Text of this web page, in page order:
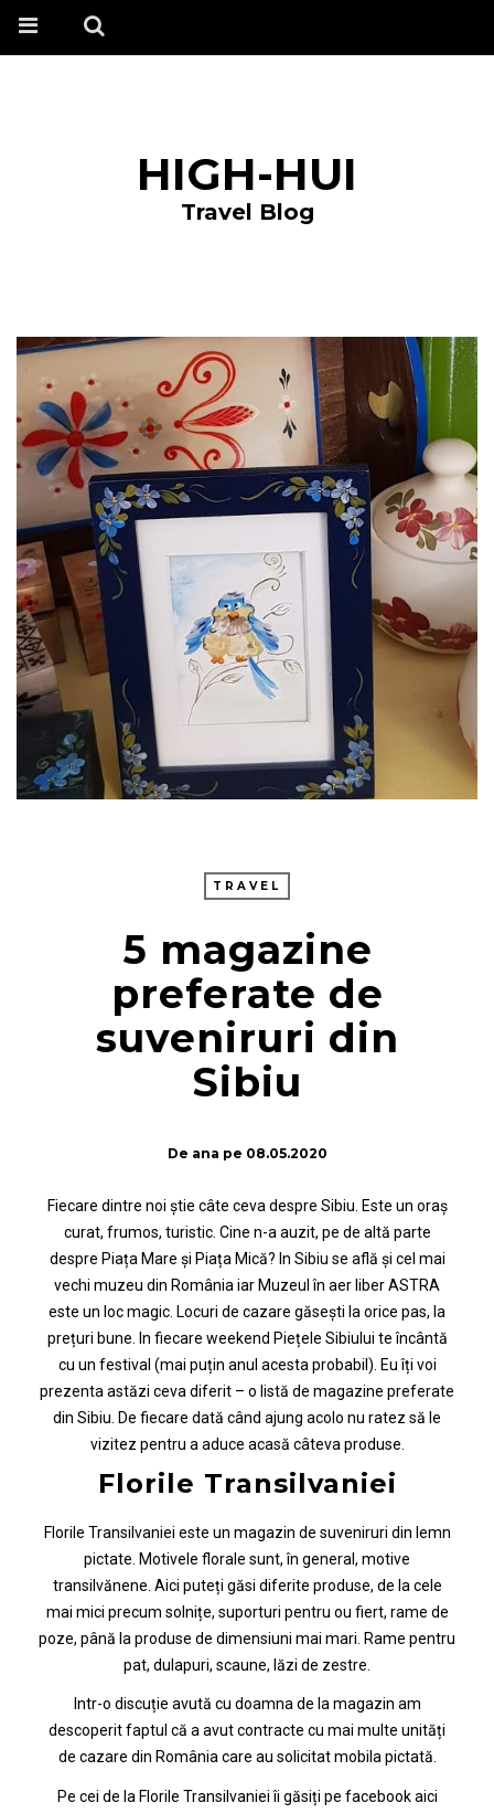
HIGH-HUI
Travel Blog
TRAVEL
5 magazine
preferate de
suveniruri din
Sibiu
De ana pe 08.05.2020
Fiecare dintre noi știe câte ceva despre Sibiu. Este un oraș
curat, frumos, turistic. Cine n-a auzit, pe de altă parte
despre Piața Mare și Piața Mică? In Sibiu se află și cel mai
vechi muzeu din România iar Muzeul în aer liber ASTRA
este un loc magic. Locuri de cazare găsești la orice pas, la
prețuri bune. In fiecare weekend Piețele Sibiului te încântă
cu un festival (mai puțin anul acesta probabil). Eu îți voi
prezenta astăzi ceva diferit – o listă de magazine preferate
din Sibiu. De fiecare dată când ajung acolo nu ratez să le
vizitez pentru a aduce acasă câteva produse.
Florile Transilvaniei
Florile Transilvaniei este un magazin de suveniruri din lemn
pictate. Motivele florale sunt, în general, motive
transilvănene. Aici puteți găsi diferite produse, de la cele
mai mici precum solnițe, suporturi pentru ou fiert, rame de
poze, până la produse de dimensiuni mai mari. Rame pentru
pat, dulapuri, scaune, lăzi de zestre.
Intr-o discuție avută cu doamna de la magazin am
descoperit faptul că a avut contracte cu mai multe unități
de cazare din România care au solicitat mobila pictată.
Pe cei de la Florile Transilvaniei îi găsiți pe facebook aici